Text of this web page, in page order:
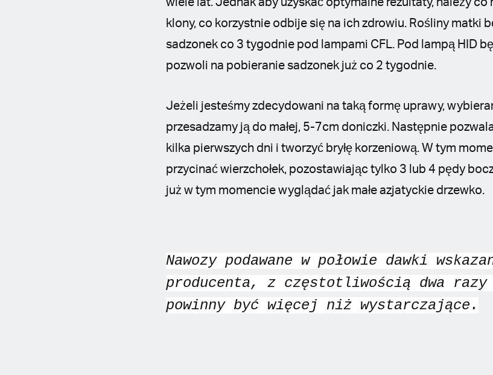
wiele lat. Jednak aby uzyskać optymalne rezultaty, należy co
klony, co korzystnie odbije się na ich zdrowiu. Rośliny matki
sadzonek co 3 tygodnie pod lampami CFL. Pod lampą HID
pozwoli na pobieranie sadzonek już co 2 tygodnie.
Jeżeli jesteśmy zdecydowani na taką formę uprawy,
przesadzamy ją do małej, 5-7cm doniczki. Następnie
kilka pierwszych dni i tworzyć bryłę korzeniową. W tym
przycinać wierzchołek, pozostawiając tylko 3 lub 4 pędy
już w tym momencie wyglądać jak małe azjatyckie drzewko.
Nawozy podawane w połowie dawki
producenta, z częstotliwością dwa razy
powinny być więcej niż wystarczające.